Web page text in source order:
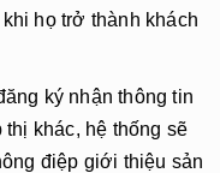
họ trở thành khách
ký nhận thông tin
khác, hệ thống sẽ
điệp giới thiệu sản